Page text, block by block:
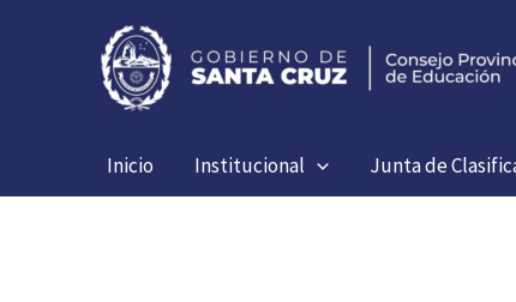
Inicio Institucional Junta de